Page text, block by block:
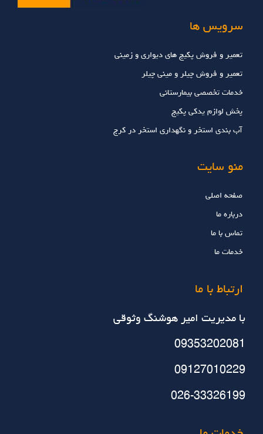
سرویس ها
تعمیر و فروش پکیج های دیواری و زمینی
تعمیر و فروش چیلر و مینی چیلر
خدمات تخصصي بيمارستاني
پخش لوازم یدکی پکیج
آب بندی استخر و نگهداری استخر در کرج
منو سایت
صفحه اصلی
درباره ما
تماس با ما
خدمات ما
ارتباط با ما
با مديريت امير هوشنگ وثوقي
09353202081
09127010229
026-33326199